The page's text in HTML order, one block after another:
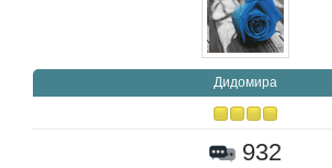
Дидомира
932